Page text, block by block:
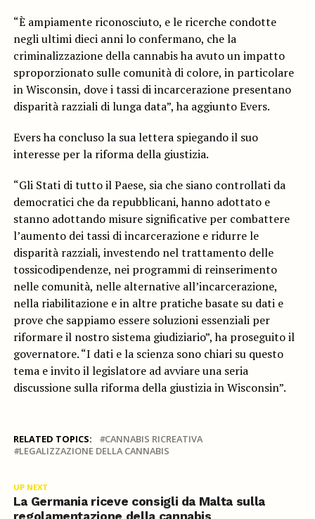
“È ampiamente riconosciuto, e le ricerche condotte
negli ultimi dieci anni lo confermano, che la
criminalizzazione della cannabis ha avuto un impatto
sproporzionato sulle comunità di colore, in particolare
in Wisconsin, dove i tassi di incarcerazione presentano
disparità razziali di lunga data”, ha aggiunto Evers.
Evers ha concluso la sua lettera spiegando il suo
interesse per la riforma della giustizia.
“Gli Stati di tutto il Paese, sia che siano controllati da
democratici che da repubblicani, hanno adottato e
stanno adottando misure significative per combattere
l’aumento dei tassi di incarcerazione e ridurre le
disparità razziali, investendo nel trattamento delle
tossicodipendenze, nei programmi di reinserimento
nelle comunità, nelle alternative all’incarcerazione,
nella riabilitazione e in altre pratiche basate su dati e
prove che sappiamo essere soluzioni essenziali per
riformare il nostro sistema giudiziario”, ha proseguito il
governatore. “I dati e la scienza sono chiari su questo
tema e invito il legislatore ad avviare una seria
discussione sulla riforma della giustizia in Wisconsin”.
RELATED TOPICS:
CANNABIS RICREATIVA
LEGALIZZAZIONE DELLA CANNABIS
UP NEXT
La Germania riceve consigli da Malta sulla